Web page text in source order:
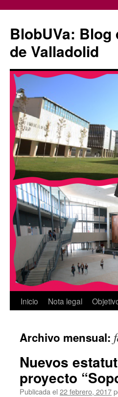
contenido
BlobUVa:
de Valladolid
Inicio Nota legal
Archivo mensual:
Nuevos
proyecto
Publicada el 22 febrero, 2017